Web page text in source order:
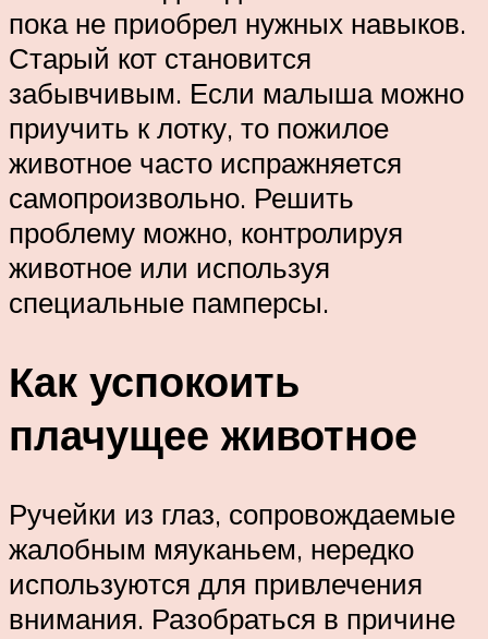
пока не приобрел нужных навыков.
Старый кот становится
забывчивым. Если малыша можно
приучить к лотку, то пожилое
животное часто испражняется
самопроизвольно. Решить
проблему можно, контролируя
животное или используя
специальные памперсы.
Как успокоить
плачущее животное
Ручейки из глаз, сопровождаемые
жалобным мяуканьем, нередко
используются для привлечения
внимания. Разобраться в причине